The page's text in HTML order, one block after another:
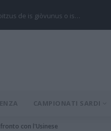
de is giòvunus o is…
CAMPIONATI SARDI
con l'Usinese